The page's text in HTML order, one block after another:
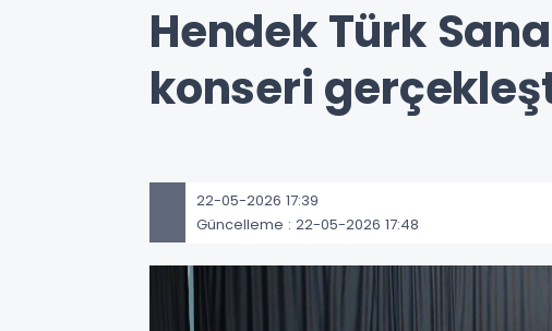
Hendek Türk
konseri
22-05-2026 17:39
Güncelleme : 22-05-2026 17:48